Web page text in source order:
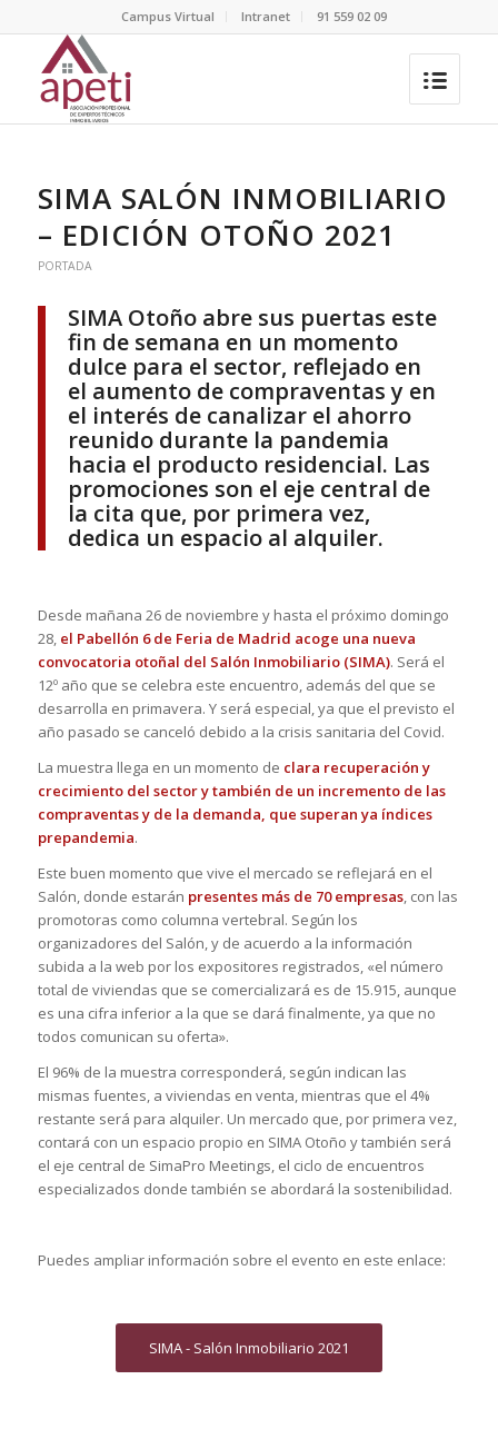
Campus Virtual Intranet 91 559 02 09
SIMA SALÓN INMOBILIARIO
– EDICIÓN OTOÑO 2021
PORTADA
SIMA Otoño abre sus puertas este
fin de semana en un momento
dulce para el sector, reflejado en
el aumento de compraventas y en
el interés de canalizar el ahorro
reunido durante la pandemia
hacia el producto residencial. Las
promociones son el eje central de
la cita que, por primera vez,
dedica un espacio al alquiler.
Desde mañana 26 de noviembre y hasta el próximo domingo
28, el Pabellón 6 de Feria de Madrid acoge una nueva
convocatoria otoñal del Salón Inmobiliario (SIMA). Será el
12º año que se celebra este encuentro, además del que se
desarrolla en primavera. Y será especial, ya que el previsto el
año pasado se canceló debido a la crisis sanitaria del Covid.
La muestra llega en un momento de clara recuperación y
crecimiento del sector y también de un incremento de las
compraventas y de la demanda, que superan ya índices
prepandemia.
Este buen momento que vive el mercado se reflejará en el
Salón, donde estarán presentes más de 70 empresas, con las
promotoras como columna vertebral. Según los
organizadores del Salón, y de acuerdo a la información
subida a la web por los expositores registrados, «el número
total de viviendas que se comercializará es de 15.915, aunque
es una cifra inferior a la que se dará finalmente, ya que no
todos comunican su oferta».
El 96% de la muestra corresponderá, según indican las
mismas fuentes, a viviendas en venta, mientras que el 4%
restante será para alquiler. Un mercado que, por primera vez,
contará con un espacio propio en SIMA Otoño y también será
el eje central de SimaPro Meetings, el ciclo de encuentros
especializados donde también se abordará la sostenibilidad.
Puedes ampliar información sobre el evento en este enlace:
SIMA - Salón Inmobiliario 2021